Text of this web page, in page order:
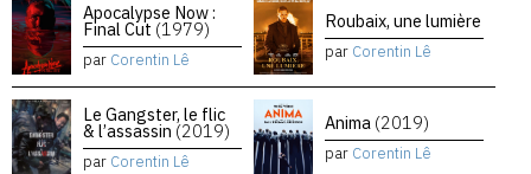
Apocalypse Now :
Final Cut (1979)
par Corentin Lê
Roubaix, une lumière
par Corentin Lê
Le Gangster, le flic
& l’assassin (2019)
par Corentin Lê
Anima (2019)
par Corentin Lê